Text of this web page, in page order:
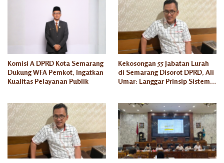
Komisi A DPRD Kota Semarang
Dukung WFA Pemkot, Ingatkan
Kualitas Pelayanan Publik
Kekosongan 55 Jabatan Lurah
di Semarang Disorot DPRD, Ali
Umar: Langgar Prinsip Sistem